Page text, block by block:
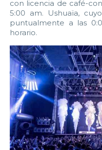
con licencia de café-
5:00 am. Ushuaïa,
puntualmente a las
horario.
2:00 2:30
6:00 6:30
8:00 8:30
10:00 10:30
12:00 12:30